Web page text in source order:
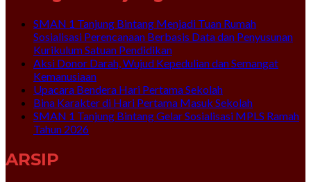
SMAN 1 Tanjung Bintang Menjadi Tuan Rumah
Sosialisasi Perencanaan Berbasis Data dan Penyusunan
Kurikulum Satuan Pendidikan
Aksi Donor Darah, Wujud Kepedulian dan Semangat
Kemanusiaan
Upacara Bendera Hari Pertama Sekolah
Bina Karakter di Hari Pertama Masuk Sekolah
SMAN 1 Tanjung Bintang Gelar Sosialisasi MPLS Ramah
Tahun 2026
ARSIP